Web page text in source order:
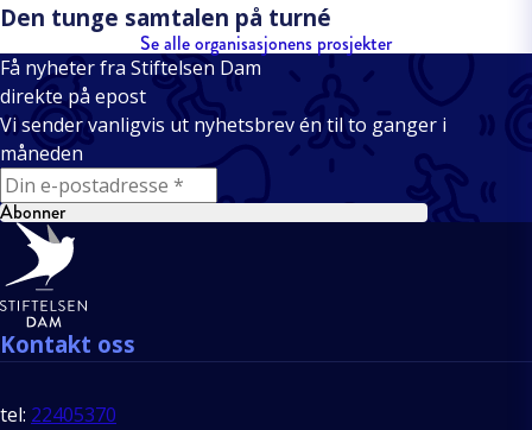
Den tunge samtalen på turné
Se alle organisasjonens prosjekter
Få nyheter fra Stiftelsen Dam
direkte på epost
Vi sender vanligvis ut nyhetsbrev én til to ganger i
måneden
E-mail
Abonner
Bunntekst
Kontakt oss
tel: 22405370